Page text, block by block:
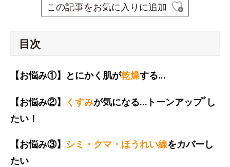
この記事をお気に入りに追加
目次
【お悩み①】とにかく肌が乾燥する…
【お悩み②】 くすみが気になる…トーンアップ* し
たい！
【お悩み③】 シミ・クマ・ほうれい線をカバーし
たい